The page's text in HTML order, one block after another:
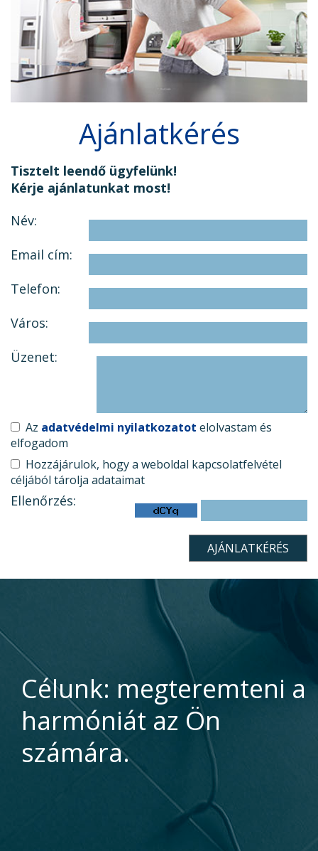
Ajánlatkérés
Tisztelt leendő ügyfelünk!
Kérje ajánlatunkat most!
Név:
Email cím:
Telefon:
Város:
Üzenet:
Az adatvédelmi nyilatkozatot elolvastam és
elfogadom
Hozzájárulok, hogy a weboldal kapcsolatfelvétel
céljából tárolja adataimat
Ellenőrzés:
Célunk: megteremteni a
harmóniát az Ön
számára.